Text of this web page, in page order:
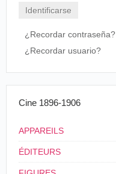
¿Recordar contraseña?
¿Recordar usuario?
Cine 1896-1906
APPAREILS
ÉDITEURS